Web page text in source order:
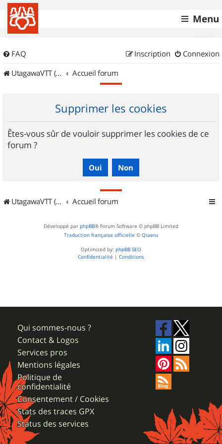
Menu
FAQ Connexion
Inscription
UtagawaVTT (Randos VTT et VTTAE avec traces GPS)
Accueil forum
Supprimer les cookies
Êtes-vous sûr de vouloir supprimer les cookies de ce
forum ?
UtagawaVTT (Randos VTT et VTTAE avec traces GPS) Accueil forum
Développé par phpBB® Forum Software © phpBB Limited
Traduction française officielle © Qiaeru
Optimized by: phpBB SEO
Confidentialité | Conditions
Qui sommes-nous ?
Contact & Logos
Services pros
Mentions légales
Politique de
confidentialité
Consentement / Cookies
Stats des traces GPX
Status des services